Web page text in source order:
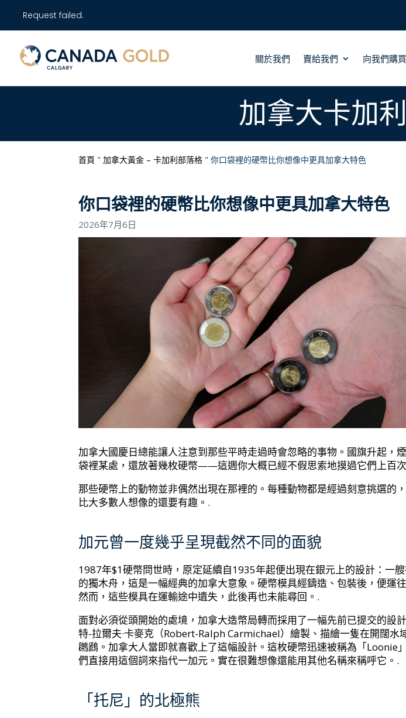
Request failed.
關於我們 賣給我們 向我們購買
加拿大卡加
首頁 "加拿大黃金 – 卡加利部落格 "你口袋裡的硬幣比你想像中更具加拿大特色
你口袋裡的硬幣比你想像中更具加拿大特色
2026年7月6日
加拿大國慶日總能讓人注意到那些平時走過時會忽略的事物。國旗升起，
袋裡某處，還放著幾枚硬幣——這週你大概已經不假思索地摸過它們上百
那些硬幣上的動物並非偶然出現在那裡的。每種動物都是經過刻意挑選的
比大多數人想像的還要有趣。.
加元曾一度幾乎呈現截然不同的面貌
1987年$1硬幣問世時，原定延續自1935年起便出現在銀元上的設計：一
的獨木舟，這是一幅經典的加拿大意象。硬幣模具經鑄造、包裝後，便運
然而，這些模具在運輸途中遺失，此後再也未能尋回。.
面對必須從頭開始的處境，加拿大造幣局轉而採用了一幅先前已提交的設
特-拉爾夫·卡麥克（Robert-Ralph Carmichael）繪製、描繪一隻在開闊水
鸊鷉。加拿大人當即就喜歡上了這幅設計。這枚硬幣迅速被稱為「Loonie
們直接用這個詞來指代一加元。實在很難想像還能用其他名稱來稱呼它。.
「托尼」的北極熊